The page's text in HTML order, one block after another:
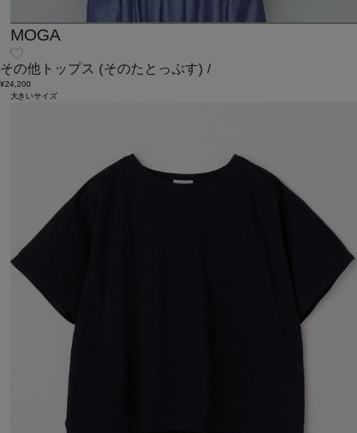
MOGA
その他トップス (そのたとっぷす) /
¥24,200
大きいサイズ